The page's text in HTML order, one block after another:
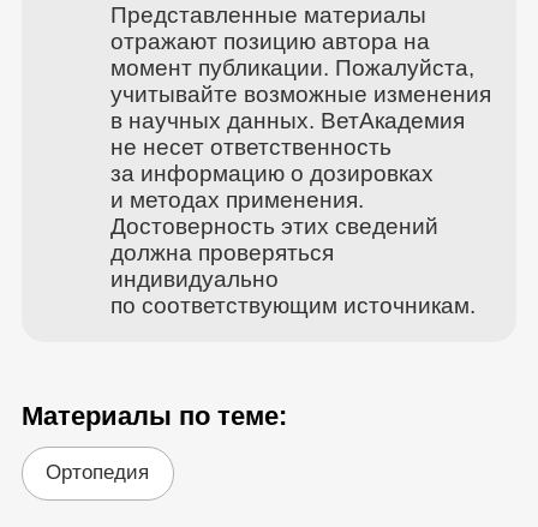
Представленные материалы
отражают позицию автора на
момент публикации. Пожалуйста,
учитывайте возможные изменения
в научных данных. ВетАкадемия
не несет ответственность
за информацию о дозировках
и методах применения.
Достоверность этих сведений
должна проверяться
индивидуально
по соответствующим источникам.
Материалы по теме:
Ортопедия